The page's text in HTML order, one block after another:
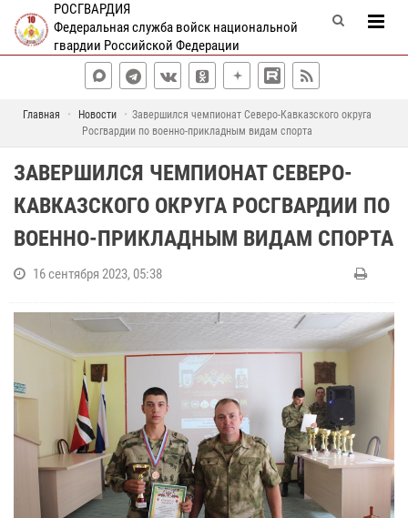
РОСГВАРДИЯ
Федеральная служба войск национальной
гвардии Российской Федерации
Главная Новости
Завершился чемпионат Северо-Кавказского округа
Росгвардии по военно-прикладным видам спорта
ЗАВЕРШИЛСЯ ЧЕМПИОНАТ СЕВЕРО-
КАВКАЗСКОГО ОКРУГА РОСГВАРДИИ ПО
ВОЕННО-ПРИКЛАДНЫМ ВИДАМ СПОРТА
16 сентября 2023, 05:38